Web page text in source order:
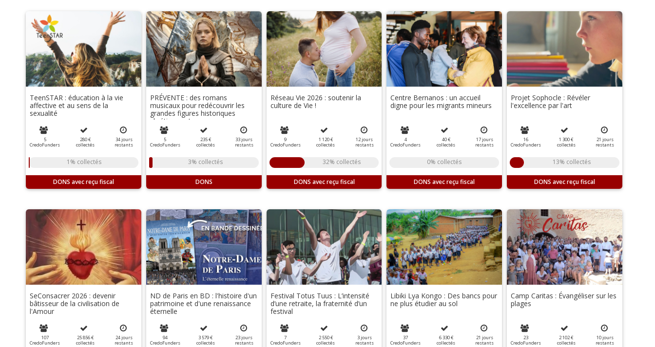
TeenSTAR : éducation à la vie
affective et au sens de la
sexualité
5
CredoFunders
280 €
collectés
34jours
restants
1% collectés
DONS
PRÉVENTE : des romans
musicaux pour redécouvrir les
grandes figures historiques
chrétiennes !
5
CredoFunders
235 €
collectés
33jours
restants
3% collectés
DONS
Réseau Vie 2026 : soutenir la
culture de Vie !
9
CredoFunders
1 120 €
collectés
12jours
restants
32% collectés
DONS
Centre Bernanos : un accueil
digne pour les migrants mineurs
4
CredoFunders
40 €
collectés
17jours
restants
0% collectés
DONS
Projet Sophocle : Révéler
l'excellence par l'art
16
CredoFunders
1 300 €
collectés
21 jours
restants
13% collectés
DONS
SeConsacrer 2026 : devenir
bâtisseur de la civilisation de
l'Amour
107
CredoFunders
25 856 €
collectés
24jours
restants
ND de Paris en BD : l'histoire d'un
patrimoine et d'une renaissance
éternelle
94
CredoFunders
3 579 €
collectés
23jours
restants
Festival Totus Tuus : L’intensité
d’une retraite, la fraternité d’un
festival
7
CredoFunders
2 550 €
collectés
3jours
restants
Libiki Lya Kongo : Des bancs pour
ne plus étudier au sol
37
CredoFunders
6 330 €
collectés
21 jours
restants
Camp Caritas : Évangéliser sur les
plages
23
CredoFunders
2 102 €
collectés
10jours
restants